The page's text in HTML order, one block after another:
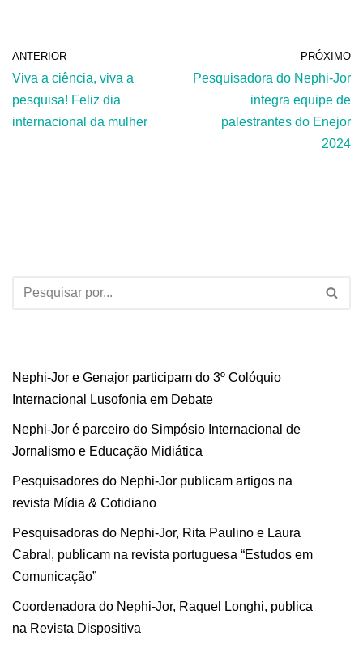
ANTERIOR
Viva a ciência, viva a
pesquisa! Feliz dia
internacional da mulher
PRÓXIMO
Pesquisadora do Nephi-Jor
integra equipe de
palestrantes do Enejor
2024
Nephi-Jor e Genajor participam do 3º Colóquio
Internacional Lusofonia em Debate
Nephi-Jor é parceiro do Simpósio Internacional de
Jornalismo e Educação Midiática
Pesquisadores do Nephi-Jor publicam artigos na
revista Mídia & Cotidiano
Pesquisadoras do Nephi-Jor, Rita Paulino e Laura
Cabral, publicam na revista portuguesa “Estudos em
Comunicação”
Coordenadora do Nephi-Jor, Raquel Longhi, publica
na Revista Dispositiva